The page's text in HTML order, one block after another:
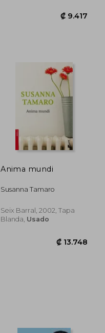
Anima mundi
Susanna Tamaro
Seix Barral, 2002, Tapa
Blanda, Usado